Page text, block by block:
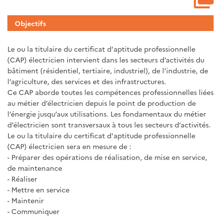
Objectifs
Le ou la titulaire du certificat d'aptitude professionnelle
(CAP) électricien intervient dans les secteurs d’activités du
bâtiment (résidentiel, tertiaire, industriel), de l’industrie, de
l’agriculture, des services et des infrastructures.
Ce CAP aborde toutes les compétences professionnelles liées
au métier d’électricien depuis le point de production de
l’énergie jusqu’aux utilisations. Les fondamentaux du métier
d’électricien sont transversaux à tous les secteurs d’activités.
Le ou la titulaire du certificat d'aptitude professionnelle
(CAP) électricien sera en mesure de :
- Préparer des opérations de réalisation, de mise en service,
de maintenance
- Réaliser
- Mettre en service
- Maintenir
- Communiquer